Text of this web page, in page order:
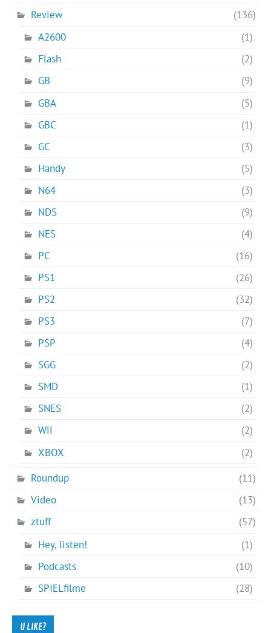
Review
(136)
A2600
(1)
Flash
(2)
GB
(9)
GBA
(5)
GBC
(1)
GC
(3)
Handy
(5)
N64
(3)
NDS
(9)
NES
(4)
PC
(16)
PS1
(26)
PS2
(32)
PS3
(7)
PSP
(4)
SGG
(2)
SMD
(1)
SNES
(2)
Wii
(2)
XBOX
(2)
Roundup
(11)
Video
(13)
ztuff
(57)
Hey, listen!
(1)
Podcasts
(10)
SPIELfilme
(28)
U LIKE?